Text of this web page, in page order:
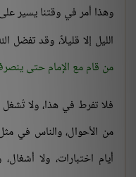
وهذا أمر في وقتنا يسير
الليل إلا قليلاً، وقد تفضل
من قام مع الإمام حتى
فلا تفرط في هذا، ولا
من الأحوال، والناس في
أيام اختبارات، ولا